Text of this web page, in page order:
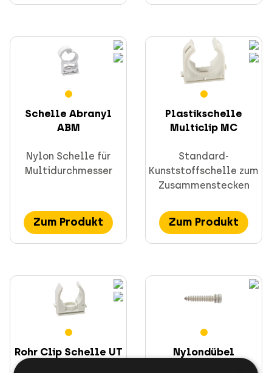
Installationstechnik
Schelle Abranyl
ABM
Nylon Schelle für
Multidurchmesser
Zum Produkt
Plastikschelle
Multiclip MC
Standard-
Kunststoffschelle zum
Zusammenstecken
Zum Produkt
Rohr Clip Schelle UT
Nylondübel
Tacomax® TMX für